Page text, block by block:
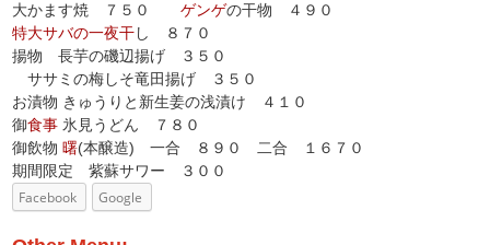
大かます焼 ７５０ゲンゲの干物 ４９０
特大サバの一夜干し ８７０
揚物 長芋の磯辺揚げ ３５０
ササミの梅しそ竜田揚げ ３５０
お漬物 きゅうりと新生姜の浅漬け ４１０
御食事 氷見うどん ７８０
御飲物曙(本醸造) 一合 ８９０ 二合 １６７０
期間限定 紫蘇サワー ３００
Facebook Google